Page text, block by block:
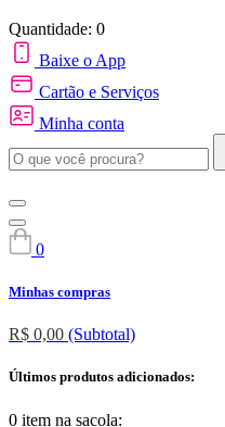
Quantidade: 0
Baixe o App
Cartão e Serviços
Minha conta
0
Minhas compras
R$ 0,00 (Subtotal)
Últimos produtos adicionados:
0 item na sacola: